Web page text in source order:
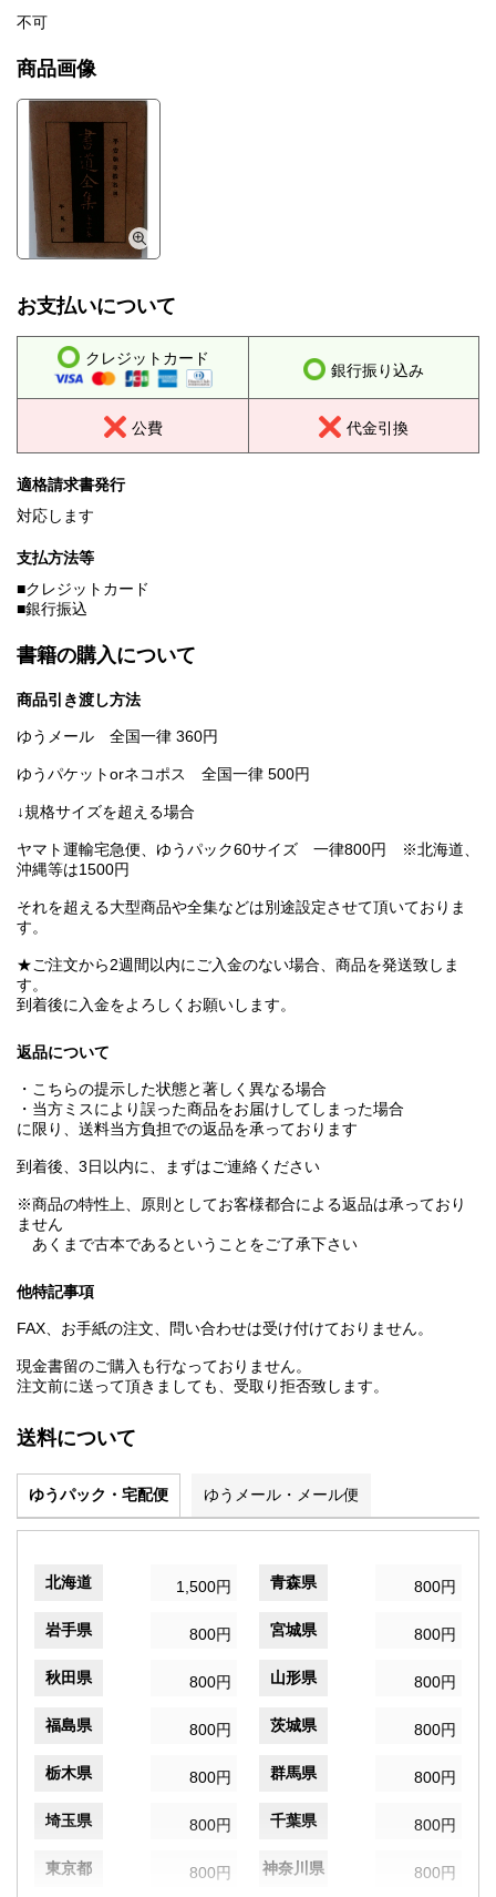
不可
商品画像
お支払いについて
クレジットカード
銀行振り込み
公費 代金引換
適格請求書発行
対応します
支払方法等
■クレジットカード
■銀行振込
書籍の購入について
商品引き渡し方法
ゆうメール 全国一律 360円
ゆうパケットorネコポス 全国一律 500円
↓規格サイズを超える場合
ヤマト運輸宅急便、ゆうパック60サイズ 一律800円 ※北海道、
沖縄等は1500円
それを超える大型商品や全集などは別途設定させて頂いておりま
す。
★ご注文から2週間以内にご入金のない場合、商品を発送致しま
す。
到着後に入金をよろしくお願いします。
返品について
・こちらの提示した状態と著しく異なる場合
・当方ミスにより誤った商品をお届けしてしまった場合
に限り、送料当方負担での返品を承っております
到着後、3日以内に、まずはご連絡ください
※商品の特性上、原則としてお客様都合による返品は承っており
ません
あくまで古本であるということをご了承下さい
他特記事項
FAX、お手紙の注文、問い合わせは受け付けておりません。
現金書留のご購入も行なっておりません。
注文前に送って頂きましても、受取り拒否致します。
送料について
ゆうパック・宅配便 ゆうメール・メール便
北海道 1,500円 青森県 800円
岩手県 800円 宮城県 800円
秋田県 800円 山形県 800円
福島県 800円 茨城県 800円
栃木県 800円 群馬県 800円
埼玉県 800円 千葉県 800円
東京都 800円 神奈川県 800円